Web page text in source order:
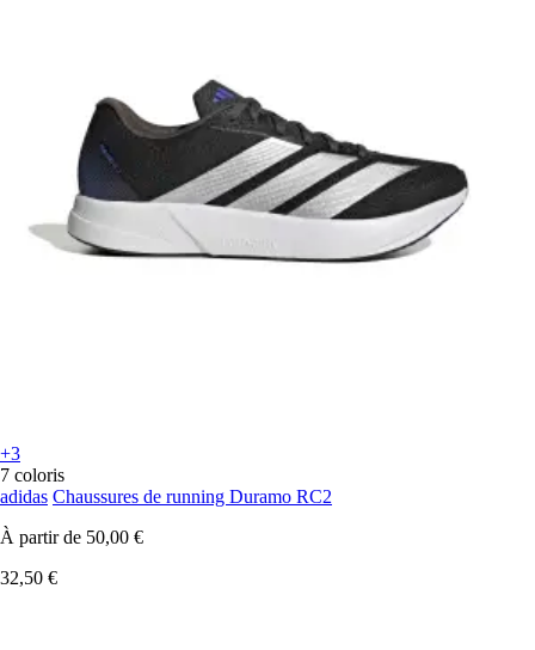
+3
7 coloris
adidas Chaussures de running Duramo RC2
À partir de 50,00 €
32,50 €